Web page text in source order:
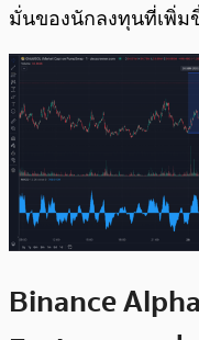
มั่นของนักลงทุนที่เพิ่ม
Binance